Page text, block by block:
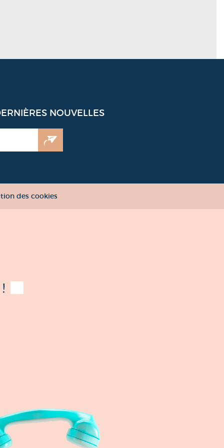
NOUVELLES
des cookies